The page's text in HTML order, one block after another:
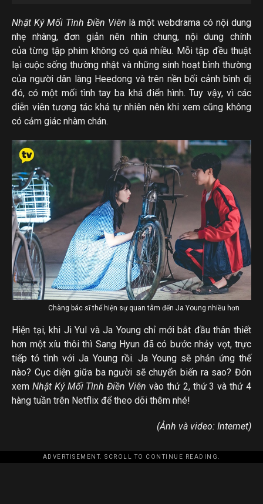
i
V
i
d
e
o
Nhật Ký Mối Tình Điền Viên là một webdrama có nội dung
nhẹ nhàng, đơn giản nên nhìn chung, nội dung chính
của từng tập phim không có quá nhiều. Mỗi tập đều thuật
lại cuộc sống thường nhật và những sinh hoạt bình thường
của người dân làng Heedong và trên nền bối cảnh bình dị
đó, có một mối tình tay ba khá điển hình. Tuy vậy, vì các
diễn viên tương tác khá tự nhiên nên khi xem cũng không
có cảm giác nhàm chán.
Chàng bác sĩ thể hiện sự quan tâm đến Ja Young nhiều hơn
Hiện tại, khi Ji Yul và Ja Young chỉ mới bắt đầu thân thiết
hơn một xíu thôi thì Sang Hyun đã có bước nhảy vọt, trực
tiếp tỏ tình với Ja Young rồi. Ja Young sẽ phản ứng thế
nào? Cục diện giữa ba người sẽ chuyển biến ra sao? Đón
xem Nhật Ký Mối Tình Điền Viên vào thứ 2, thứ 3 và thứ 4
hàng tuần trên Netflix để theo dõi thêm nhé!
(Ảnh và video: Internet)
ADVERTISEMENT. SCROLL TO CONTINUE READING.